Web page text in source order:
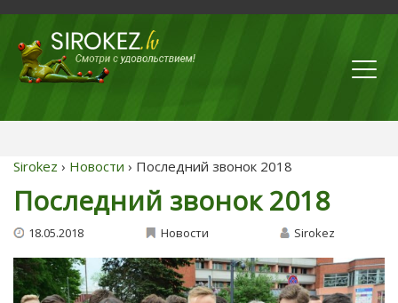
Sirokez › Новости › Последний звонок 2018
Последний звонок 2018
18.05.2018 Новости Sirokez